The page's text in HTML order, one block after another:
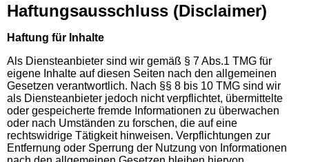
Haftungsausschluss (Disclaimer)
Haftung für Inhalte
Als Diensteanbieter sind wir gemäß § 7 Abs.1 TMG für
eigene Inhalte auf diesen Seiten nach den allgemeinen
Gesetzen verantwortlich. Nach §§ 8 bis 10 TMG sind wir
als Diensteanbieter jedoch nicht verpflichtet, übermittelte
oder gespeicherte fremde Informationen zu überwachen
oder nach Umständen zu forschen, die auf eine
rechtswidrige Tätigkeit hinweisen. Verpflichtungen zur
Entfernung oder Sperrung der Nutzung von Informationen